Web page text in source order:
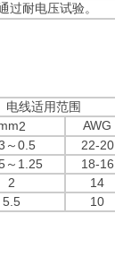
过耐电压试验。
电线适用范围
2 AWG
～0.5 22-20
～1.25 18-16
2 14
5.5 10